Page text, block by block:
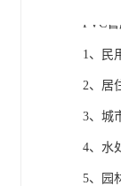
PVC管
1、民
2、居
3、城
4、水
5、园